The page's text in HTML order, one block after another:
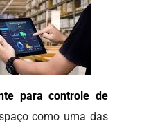
para controle de
como uma das